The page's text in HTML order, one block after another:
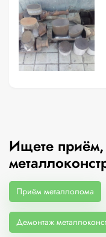
Ищете
Приём металлолома
Демонтаж